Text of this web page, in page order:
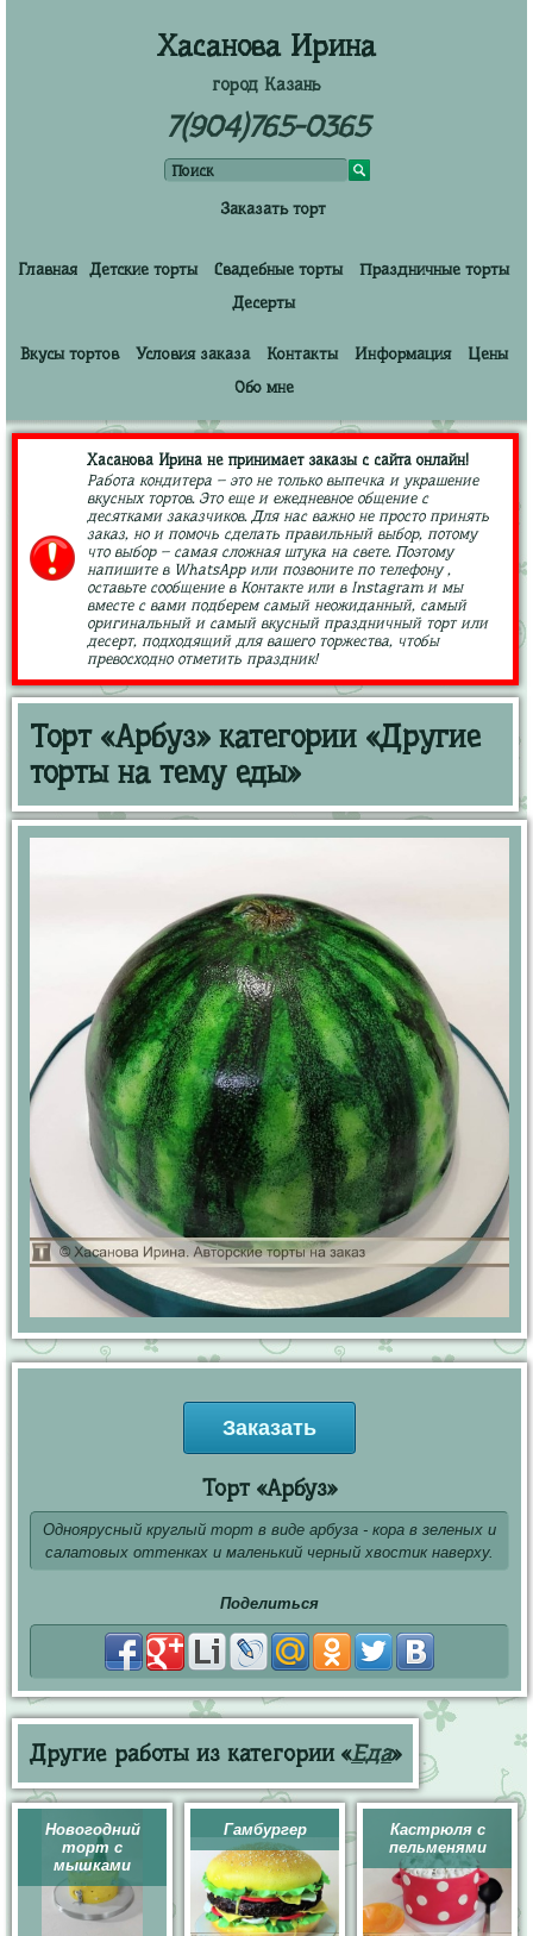
Хасанова Ирина
город Казань
7(904)765-0365
Заказать торт
Главная Детские торты Свадебные торты
Праздничные торты
Десерты
Вкусы тортов Условия заказа Контакты Информация
Цены
Обо мне
Хасанова Ирина не принимает заказы с сайта онлайн!
Работа кондитера – это не только выпечка и украшение
вкусных тортов. Это еще и ежедневное общение с
десятками заказчиков. Для нас важно не просто принять
заказ, но и помочь сделать правильный выбор, потому
что выбор – самая сложная штука на свете. Поэтому
напишите в WhatsApp или позвоните по телефону ,
оставьте сообщение в Контакте или в Instagram и мы
вместе с вами подберем самый неожиданный, самый
оригинальный и самый вкусный праздничный торт или
десерт, подходящий для вашего торжества, чтобы
превосходно отметить праздник!
Торт «Арбуз» категории «Другие
торты на тему еды»
Заказать
Торт «Арбуз»
Одноярусный круглый торт в виде арбуза - кора в зеленых и
салатовых оттенках и маленький черный хвостик наверху.
Поделиться
Другие работы из категории «Еда»
Новогодний
торт с
мышками
Гамбургер
Кастрюля с
пельменями